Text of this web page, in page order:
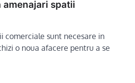
amenajari spatii
comerciale sunt necesare in
o noua afacere pentru a se